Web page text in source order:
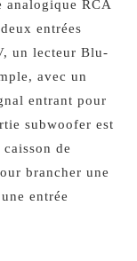
analogique RCA
entrées
un lecteur Blu-
avec un
entrant pour
subwoofer est
de
brancher une
entrée